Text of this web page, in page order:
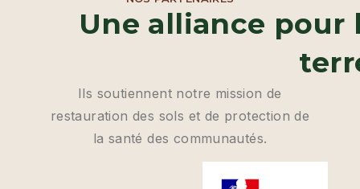
Une alliance pour
Ils soutiennent notre mission de
restauration des sols et de protection de
la santé des communautés.